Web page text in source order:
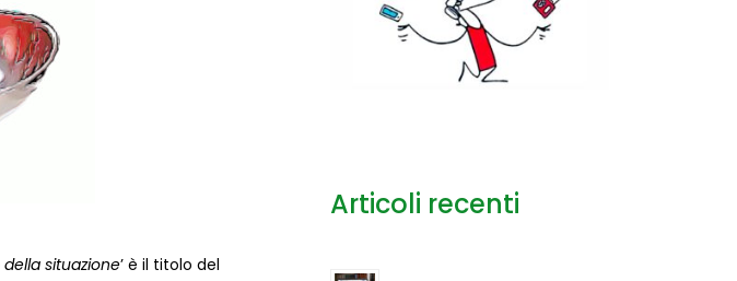
situazione’ è il titolo del
Articoli recenti